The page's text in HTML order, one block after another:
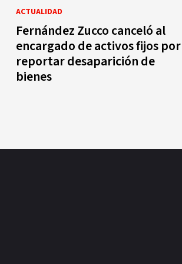
ACTUALIDAD
Fernández Zucco canceló al
encargado de activos fijos por
reportar desaparición de
bienes